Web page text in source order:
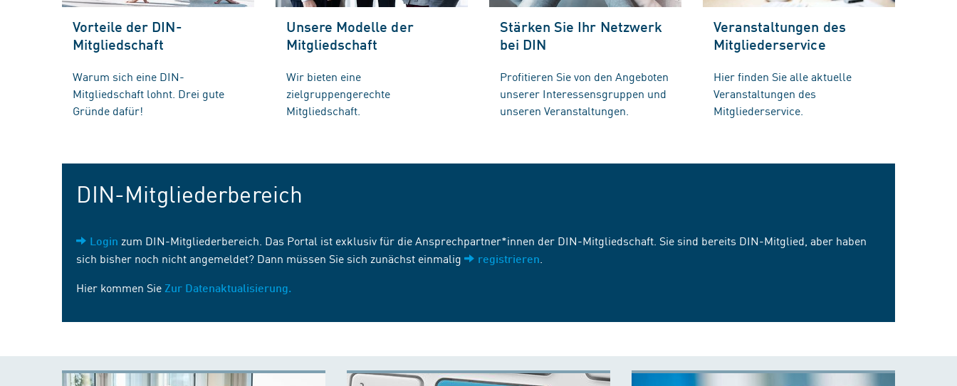
Vorteile der DIN-
Mitgliedschaft
Warum sich eine DIN-
Mitgliedschaft lohnt. Drei gute
Gründe dafür!
Unsere Modelle der
Mitgliedschaft
Wir bieten eine
zielgruppengerechte
Mitgliedschaft.
Stärken Sie Ihr Netzwerk
bei DIN
Profitieren Sie von den Angeboten
unserer Interessensgruppen und
unseren Veranstaltungen.
Veranstaltungen des
Mitgliederservice
Hier finden Sie alle aktuelle
Veranstaltungen des
Mitgliederservice.
DIN-Mitgliederbereich
Login zum DIN-Mitgliederbereich. Das Portal ist exklusiv für die Ansprechpartner*innen der DIN-Mitgliedschaft. Sie sind bereits DIN-Mitglied, aber haben
sich bisher noch nicht angemeldet? Dann müssen Sie sich zunächst einmalig
registrieren
Hier kommen Sie Zur Datenaktualisierung.